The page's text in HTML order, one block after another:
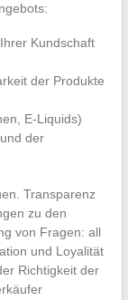
Kundschaft
der Produkte
E-Liquids)
der
Transparenz
zu den
von Fragen: all
und Loyalität
Richtigkeit der